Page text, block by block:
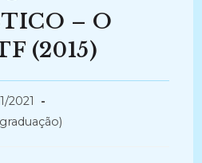
– O
(2015)
2021